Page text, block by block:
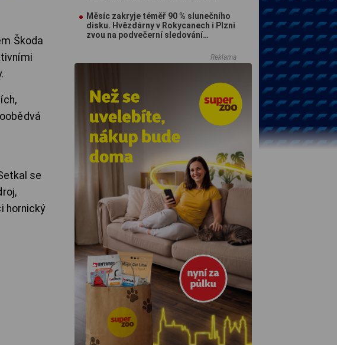
Škoda
se
hornický
Měsíc zakryje téměř 90 % slunečního
disku. Hvězdárny v Rokycanech i Plzni
zvou na podvečerní sledování
Reklama